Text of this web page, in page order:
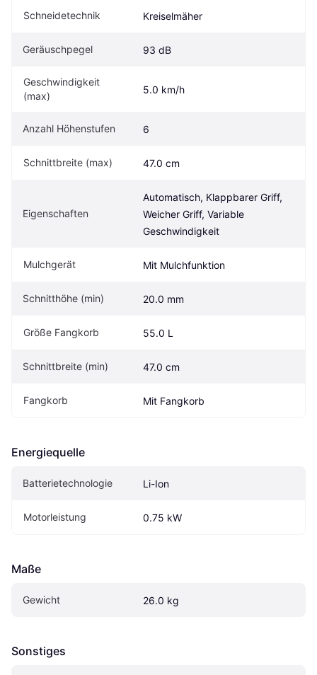
Schneidetechnik Kreiselmäher
Geräuschpegel 93 dB
Geschwindigkeit
(max)
5.0 km/h
Anzahl Höhenstufen 6
Schnittbreite (max) 47.0 cm
Eigen­schaften
Automatisch, Klappbarer Griff,
Weicher Griff, Variable
Geschwindigkeit
Mulchgerät Mit Mulchfunktion
Schnitthöhe (min) 20.0 mm
Größe Fangkorb 55.0 L
Schnittbreite (min) 47.0 cm
Fangkorb Mit Fangkorb
Energiequelle
Batterietechnologie Li-Ion
Motorleistung 0.75 kW
Maße
Gewicht 26.0 kg
Sonstiges